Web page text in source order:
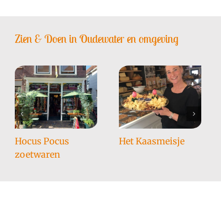
Zien & Doen in Oudewater en omgeving
Hocus Pocus
zoetwaren
Het Kaasmeisje